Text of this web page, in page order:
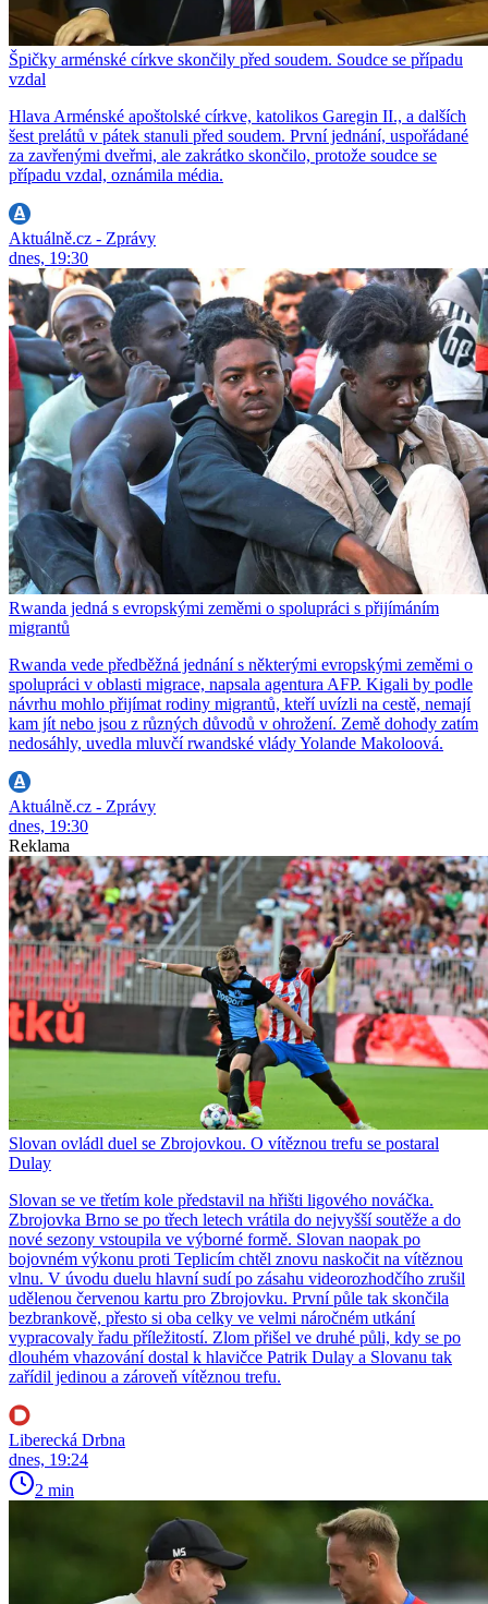
Špičky arménské církve skončily před soudem. Soudce se případu
vzdal
Hlava Arménské apoštolské církve, katolikos Garegin II., a dalších
šest prelátů v pátek stanuli před soudem. První jednání, uspořádané
za zavřenými dveřmi, ale zakrátko skončilo, protože soudce se
případu vzdal, oznámila média.
Aktuálně.cz - Zprávy
dnes, 19:30
Rwanda jedná s evropskými zeměmi o spolupráci s přijímáním
migrantů
Rwanda vede předběžná jednání s některými evropskými zeměmi o
spolupráci v oblasti migrace, napsala agentura AFP. Kigali by podle
návrhu mohlo přijímat rodiny migrantů, kteří uvízli na cestě, nemají
kam jít nebo jsou z různých důvodů v ohrožení. Země dohody zatím
nedosáhly, uvedla mluvčí rwandské vlády Yolande Makoloová.
Aktuálně.cz - Zprávy
dnes, 19:30
Reklama
Slovan ovládl duel se Zbrojovkou. O vítěznou trefu se postaral
Dulay
Slovan se ve třetím kole představil na hřišti ligového nováčka.
Zbrojovka Brno se po třech letech vrátila do nejvyšší soutěže a do
nové sezony vstoupila ve výborné formě. Slovan naopak po
bojovném výkonu proti Teplicím chtěl znovu naskočit na vítěznou
vlnu. V úvodu duelu hlavní sudí po zásahu videorozhodčího zrušil
udělenou červenou kartu pro Zbrojovku. První půle tak skončila
bezbrankově, přesto si oba celky ve velmi náročném utkání
vypracovaly řadu příležitostí. Zlom přišel ve druhé půli, kdy se po
dlouhém vhazování dostal k hlavičce Patrik Dulay a Slovanu tak
zařídil jedinou a zároveň vítěznou trefu.
Liberecká Drbna
dnes, 19:24
2 min